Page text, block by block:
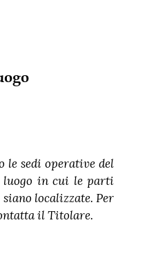
le sedi operative del
in cui le parti
localizzate. Per
il Titolare.